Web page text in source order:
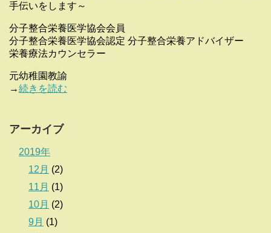
手伝いをします～
分子整合栄養医学協会会員
分子整合栄養医学協会認定 分子整合栄養アドバイザー
栄養療法カウンセラー
元幼稚園教諭
→続きを読む
アーカイブ
2019年
12月 (2)
11月 (1)
10月 (2)
9月 (1)